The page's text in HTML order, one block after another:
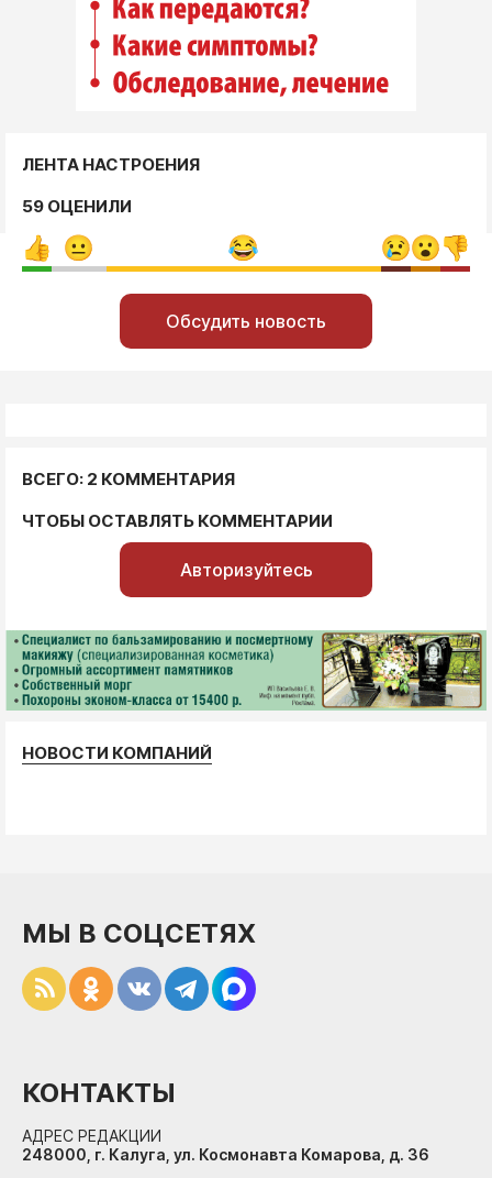
ЛЕНТА НАСТРОЕНИЯ
59 ОЦЕНИЛИ
Обсудить новость
ВСЕГО: 2 КОММЕНТАРИЯ
ЧТОБЫ ОСТАВЛЯТЬ КОММЕНТАРИИ
Авторизуйтесь
НОВОСТИ КОМПАНИЙ
МЫ В СОЦСЕТЯХ
КОНТАКТЫ
АДРЕС РЕДАКЦИИ
248000, г. Калуга, ул. Космонавта Комарова, д. 36